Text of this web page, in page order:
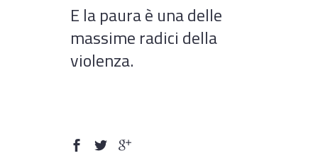
E la paura è una delle
massime radici della
violenza.